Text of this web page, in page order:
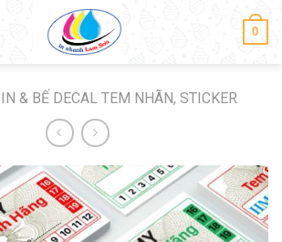
0
IN & BẾ DECAL TEM NHÃN, STICKER